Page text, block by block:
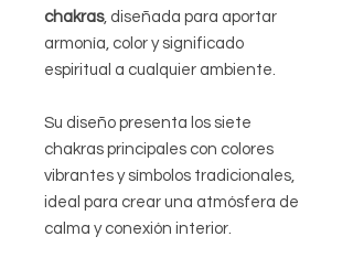
chakras, diseñada para aportar
armonía, color y significado
espiritual a cualquier ambiente.
Su diseño presenta los siete
chakras principales con colores
vibrantes y símbolos tradicionales,
ideal para crear una atmósfera de
calma y conexión interior.